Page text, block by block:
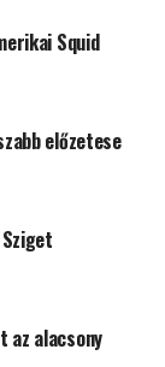
Squid
előzetese
az alacsony